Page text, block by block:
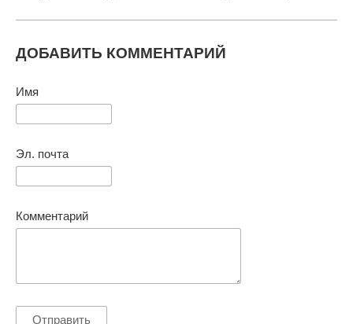
ДОБАВИТЬ КОММЕНТАРИЙ
Имя
Эл. почта
Комментарий